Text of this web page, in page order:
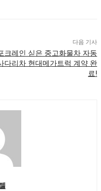
다음 기사
크레인 싣은 중고화물차 자동
다리차 현대메가트럭 계약 완
료!